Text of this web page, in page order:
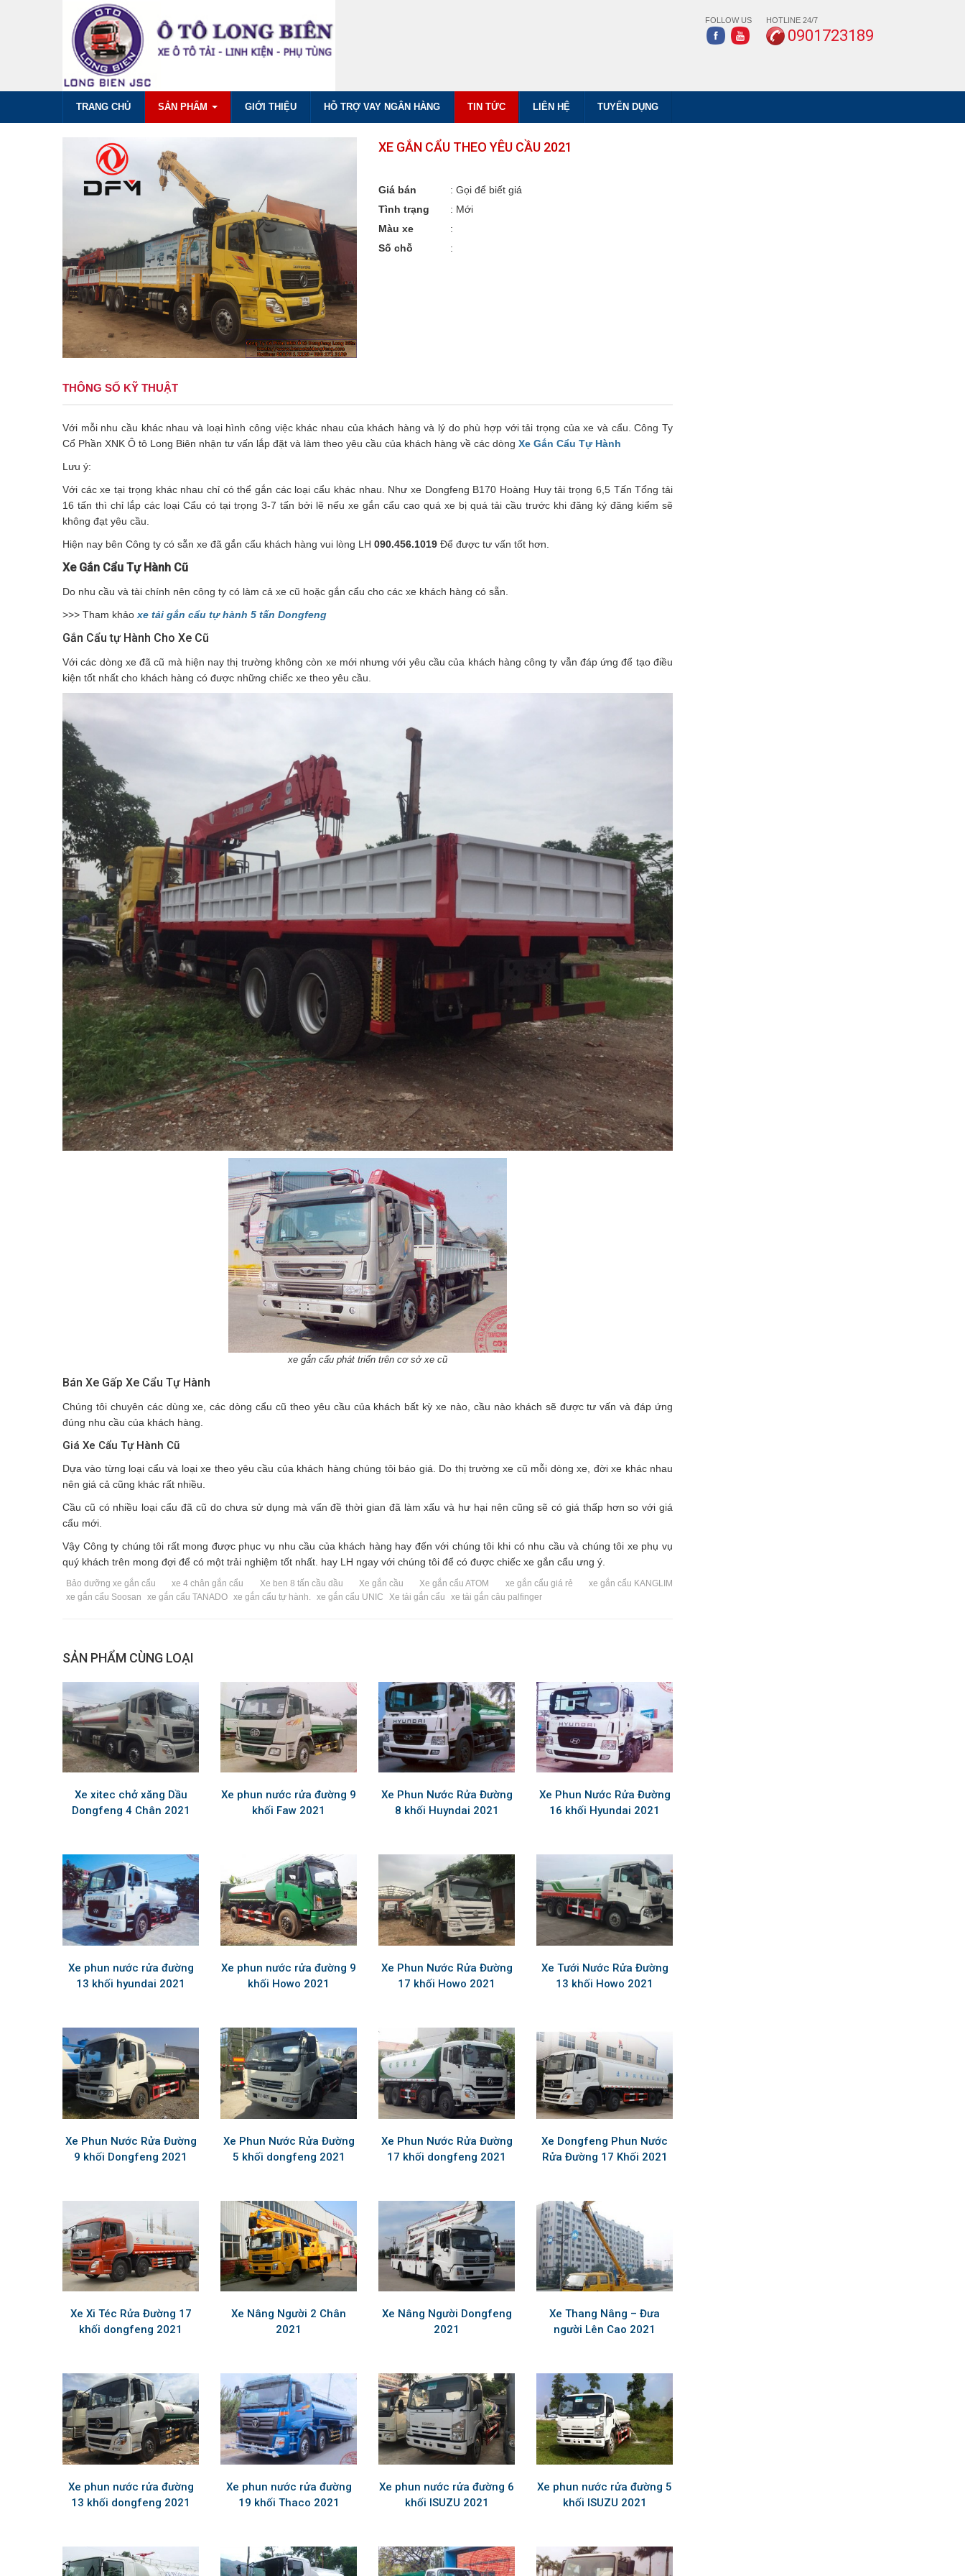
FOLLOW US HOTLINE 24/7
0901723189
TRANG CHỦ SẢN PHẨM GIỚI THIỆU HỖ TRỢ VAY NGÂN HÀNG TIN TỨC LIÊN HỆ TUYỂN DỤNG
XE GẮN CẨU THEO YÊU CẦU 2021
Giá bán : Gọi để biết giá
Tình trạng
: Mới
Màu xe
:
Số chỗ
:
THÔNG SỐ KỸ THUẬT
Với mỗi nhu cầu khác nhau và loại hình công việc khác nhau của khách hàng và lý do phù hợp với tải trọng của xe và cẩu. Công Ty
Cổ Phần XNK Ô tô Long Biên nhận tư vấn lắp đặt và làm theo yêu cầu của khách hàng về các dòng Xe Gắn Cẩu Tự Hành
Lưu ý:
Với các xe tại trọng khác nhau chỉ có thể gắn các loại cẩu khác nhau. Như xe Dongfeng B170 Hoàng Huy tải trọng 6,5 Tấn Tổng tải
16 tấn thì chỉ lắp các loại Cẩu có tại trọng 3-7 tấn bởi lẽ nếu xe gắn cẩu cao quá xe bị quá tải cầu trước khi đăng ký đăng kiểm sẽ
không đạt yêu cầu.
Hiện nay bên Công ty có sẵn xe đã gắn cẩu khách hàng vui lòng LH 090.456.1019 Để được tư vấn tốt hơn.
Xe Gắn Cẩu Tự Hành Cũ
Do nhu cầu và tài chính nên công ty có làm cả xe cũ hoặc gắn cẩu cho các xe khách hàng có sẵn.
>>> Tham khảo xe tải gắn cẩu tự hành 5 tấn Dongfeng
Gắn Cẩu tự Hành Cho Xe Cũ
Với các dòng xe đã cũ mà hiện nay thị trường không còn xe mới nhưng với yêu cầu của khách hàng công ty vẫn đáp ứng để tạo điều
kiện tốt nhất cho khách hàng có được những chiếc xe theo yêu cầu.
xe gắn cẩu phát triển trên cơ sở xe cũ
Bán Xe Gấp Xe Cẩu Tự Hành
Chúng tôi chuyên các dùng xe, các dòng cẩu cũ theo yêu cầu của khách bất kỳ xe nào, cầu nào khách sẽ được tư vấn và đáp ứng
đúng nhu cầu của khách hàng.
Giá Xe Cẩu Tự Hành Cũ
Dựa vào từng loại cẩu và loại xe theo yêu cầu của khách hàng chúng tôi báo giá. Do thị trường xe cũ mỗi dòng xe, đời xe khác nhau
nên giá cả cũng khác rất nhiều.
Cầu cũ có nhiều loại cẩu đã cũ do chưa sử dụng mà vấn đề thời gian đã làm xấu và hư hại nên cũng sẽ có giá thấp hơn so với giá
cẩu mới.
Vậy Công ty chúng tôi rất mong được phục vụ nhu cầu của khách hàng hay đến với chúng tôi khi có nhu cầu và chúng tôi xe phụ vụ
quý khách trên mong đợi để có một trải nghiệm tốt nhất. hay LH ngay với chúng tôi để có được chiếc xe gắn cẩu ưng ý.
Bảo dưỡng xe gắn cẩu xe 4 chân gắn cẩu Xe ben 8 tấn cầu dầu Xe gắn cầu Xe gắn cẩu ATOM xe gắn cẩu giá rẻ
xe gắn cẩu KANGLIM
xe gắn cẩu Soosan
xe gắn cẩu TANADO xe gắn cẩu tự hành. xe gắn cẩu UNIC Xe tải gắn cẩu xe tải gắn câu palfinger
SẢN PHẨM CÙNG LOẠI
Xe xitec chở xăng Dầu
Dongfeng 4 Chân 2021
Xe phun nước rửa đường 9
khối Faw 2021
Xe Phun Nước Rửa Đường
8 khối Huyndai 2021
Xe Phun Nước Rửa Đường
16 khối Hyundai 2021
Xe phun nước rửa đường
13 khối hyundai 2021
Xe phun nước rửa đường 9
khối Howo 2021
Xe Phun Nước Rửa Đường
17 khối Howo 2021
Xe Tưới Nước Rửa Đường
13 khối Howo 2021
Xe Phun Nước Rửa Đường
9 khối Dongfeng 2021
Xe Phun Nước Rửa Đường
5 khối dongfeng 2021
Xe Phun Nước Rửa Đường
17 khối dongfeng 2021
Xe Dongfeng Phun Nước
Rửa Đường 17 Khối 2021
Xe Xi Téc Rửa Đường 17
khối dongfeng 2021
Xe Nâng Người 2 Chân
2021
Xe Nâng Người Dongfeng
2021
Xe Thang Nâng – Đưa
người Lên Cao 2021
Xe phun nước rửa đường
13 khối dongfeng 2021
Xe phun nước rửa đường
19 khối Thaco 2021
Xe phun nước rửa đường 6
khối ISUZU 2021
Xe phun nước rửa đường 5
khối ISUZU 2021